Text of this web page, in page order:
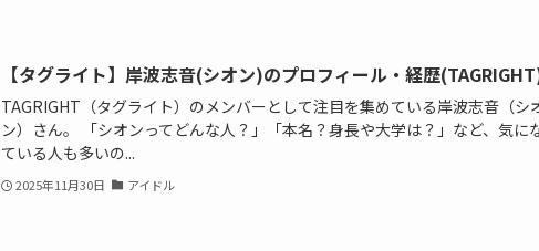
【タグライト】岸波志音(シオン)のプロフィール・経歴
TAGRIGHT（タグライト）のメンバーとして注目を集めている岸波志音（シ
ン）さん。 「シオンってどんな人？」「本名？身長や大学は？」など、気に
ている人も多いの...
2025年11月30日 アイドル